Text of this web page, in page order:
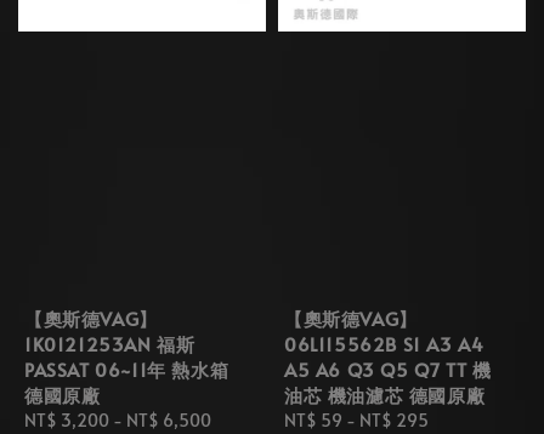
【奧斯德VAG】
1K0121253AN 福斯
PASSAT 06~11年 熱水箱
德國原廠
Regular
NT$ 3,200 - NT$ 6,500
【奧斯德VAG】
06L115562B S1 A3 A4
A5 A6 Q3 Q5 Q7 TT 機
油芯 機油濾芯 德國原廠
Regular
NT$ 59 - NT$ 295